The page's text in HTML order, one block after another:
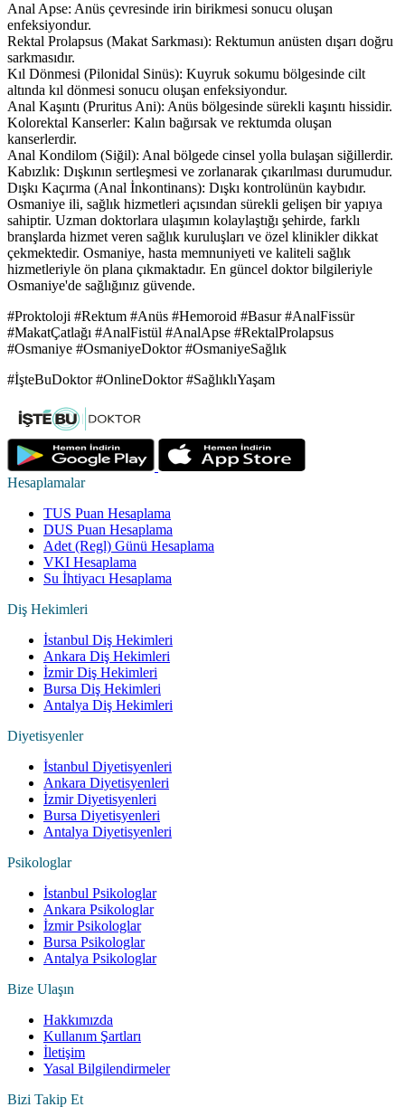
Anal Apse: Anüs çevresinde irin birikmesi sonucu oluşan
enfeksiyondur.
Rektal Prolapsus (Makat Sarkması): Rektumun anüsten dışarı doğru
sarkmasıdır.
Kıl Dönmesi (Pilonidal Sinüs): Kuyruk sokumu bölgesinde cilt
altında kıl dönmesi sonucu oluşan enfeksiyondur.
Anal Kaşıntı (Pruritus Ani): Anüs bölgesinde sürekli kaşıntı hissidir.
Kolorektal Kanserler: Kalın bağırsak ve rektumda oluşan
kanserlerdir.
Anal Kondilom (Siğil): Anal bölgede cinsel yolla bulaşan siğillerdir.
Kabızlık: Dışkının sertleşmesi ve zorlanarak çıkarılması durumudur.
Dışkı Kaçırma (Anal İnkontinans): Dışkı kontrolünün kaybıdır.
Osmaniye ili, sağlık hizmetleri açısından sürekli gelişen bir yapıya
sahiptir. Uzman doktorlara ulaşımın kolaylaştığı şehirde, farklı
branşlarda hizmet veren sağlık kuruluşları ve özel klinikler dikkat
çekmektedir. Osmaniye, hasta memnuniyeti ve kaliteli sağlık
hizmetleriyle ön plana çıkmaktadır. En güncel doktor bilgileriyle
Osmaniye'de sağlığınız güvende.
#Proktoloji #Rektum #Anüs #Hemoroid #Basur #AnalFissür
#MakatÇatlağı #AnalFistül #AnalApse #RektalProlapsus
#Osmaniye #OsmaniyeDoktor #OsmaniyeSağlık
#İşteBuDoktor #OnlineDoktor #SağlıklıYaşam
Hesaplamalar
TUS Puan Hesaplama
DUS Puan Hesaplama
Adet (Regl) Günü Hesaplama
VKI Hesaplama
Su İhtiyacı Hesaplama
Diş Hekimleri
İstanbul Diş Hekimleri
Ankara Diş Hekimleri
İzmir Diş Hekimleri
Bursa Diş Hekimleri
Antalya Diş Hekimleri
Diyetisyenler
İstanbul Diyetisyenleri
Ankara Diyetisyenleri
İzmir Diyetisyenleri
Bursa Diyetisyenleri
Antalya Diyetisyenleri
Psikologlar
İstanbul Psikologlar
Ankara Psikologlar
İzmir Psikologlar
Bursa Psikologlar
Antalya Psikologlar
Bize Ulaşın
Hakkımızda
Kullanım Şartları
İletişim
Yasal Bilgilendirmeler
Bizi Takip Et